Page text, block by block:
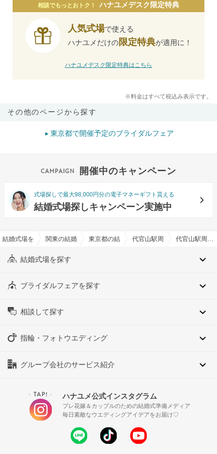
相談でもっとおトク！ ハナユメデスク限定特典
人気式場で使える
ハナユメだけの限定特典が適用に！
ハナユメデスク限定特典はこちら
※料金はすべて税込み表示です。
その他のページから探す
東京都で開催予定のブライダルフェア
開催中のキャンペーン
式場探しで最大98,000円分の電子マネーギフト貰える
結婚式場探しキャンペーン実施中
結婚式場を探すならハナユメ
関東の結婚式場東京都の結婚式場代官山駅周辺の結婚式場 代官山駅周辺のホテルウエディングでおすすめの結婚式場・挙式会場一覧
結婚式場を探す
ブライダルフェアを探す
相談して探す
指輪・フォトウエディング
グループ会社のサービス紹介
＼ TAP! ／ ハナユメ公式インスタグラム
プレ花嫁＆カップルのための結婚式準備メディア
毎日素敵なウエディングアイデアをお届け♡